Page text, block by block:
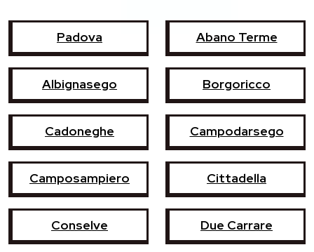
Padova Abano Terme
Albignasego Borgoricco
Cadoneghe Campodarsego
Camposampiero Cittadella
Conselve Due Carrare